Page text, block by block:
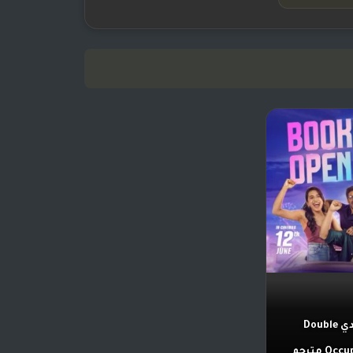
فيلم هندي Double